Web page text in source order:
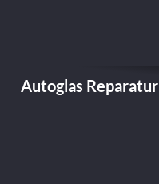
Autoglas Reparatur